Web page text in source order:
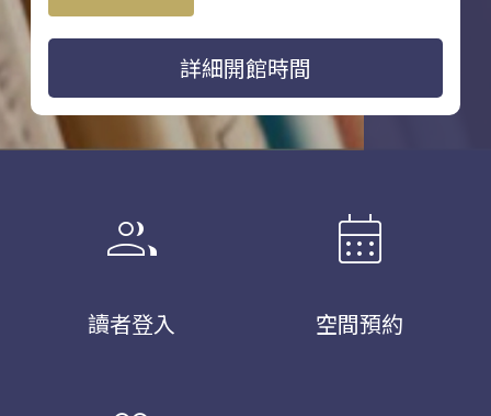
詳細開館時間
group
讀者登入
calendar_month
空間預約